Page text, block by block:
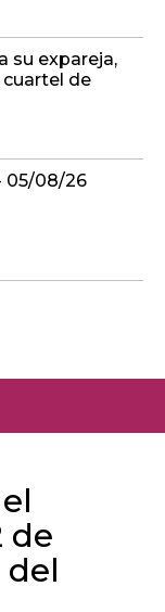
su expareja,
de
05/08/26
de